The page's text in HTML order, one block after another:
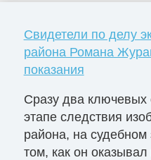
Свидетели по делу
района Романа
показания
Сразу два ключевых
этапе следствия
района, на
том, как он оказывал